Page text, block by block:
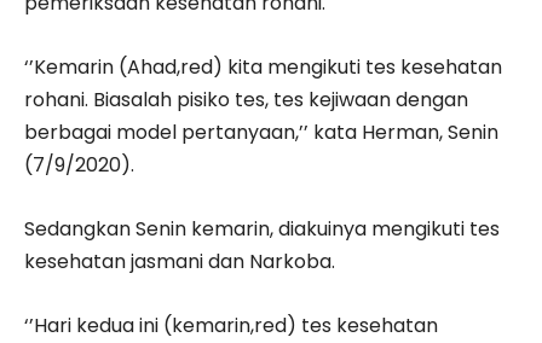
‘’Kemarin (Ahad,red) kita mengikuti tes kesehatan
rohani. Biasalah pisiko tes, tes kejiwaan dengan
berbagai model pertanyaan,’’ kata Herman, Senin
(7/9/2020).
Sedangkan Senin kemarin, diakuinya mengikuti tes
kesehatan jasmani dan Narkoba.
‘’Hari kedua ini (kemarin,red) tes kesehatan